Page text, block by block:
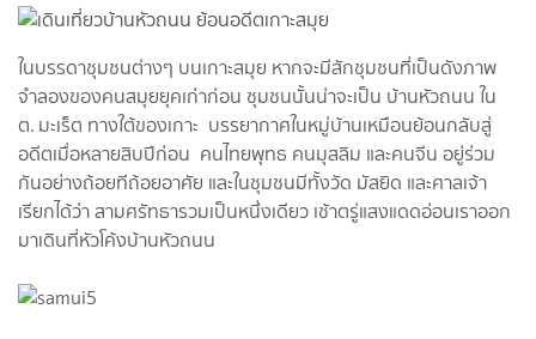
ในบรรดาชุมชนต่างๆ บนเกาะสมุย หากจะมีสักชุมชนที่เป็นดังภาพ
จำลองของคนสมุยยุคเก่าก่อน ชุมชนนั้นน่าจะเป็น บ้านหัวถนน ใน
ต. มะเร็ต ทางใต้ของเกาะ บรรยากาศในหมู่บ้านเหมือนย้อนกลับสู่
อดีตเมื่อหลายสิบปีก่อน คนไทยพุทธ คนมุสลิม และคนจีน อยู่ร่วม
กันอย่างถ้อยทีถ้อยอาศัย และในชุมชนมีทั้งวัด มัสยิด และศาลเจ้า
เรียกได้ว่า สามศรัทธารวมเป็นหนึ่งเดียว เช้าตรู่แสงแดดอ่อนเราออก
มาเดินที่หัวโค้งบ้านหัวถนน